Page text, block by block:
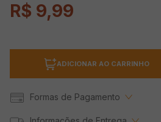
R$ 9,99
ADICIONAR AO CARRINHO
Formas de Pagamento